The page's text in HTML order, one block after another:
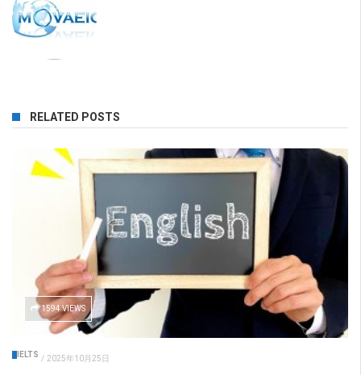
RELATED POSTS
1594 VIEWS
IELTS / 2025年10月25日